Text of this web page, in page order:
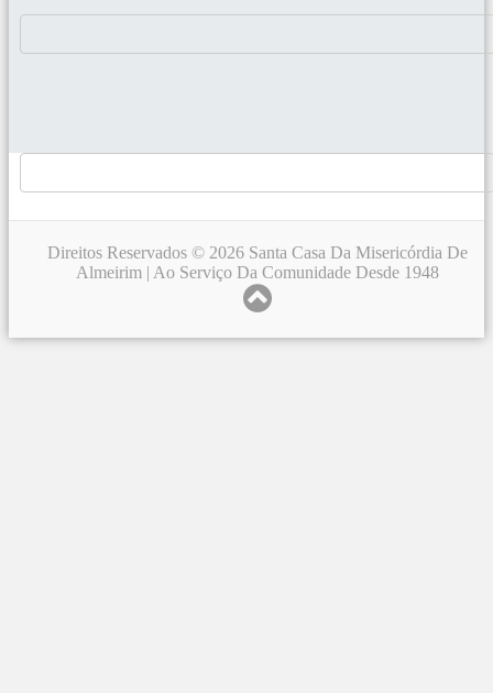
Direitos Reservados © 2026 Santa Casa Da Misericórdia De
Almeirim | Ao Serviço Da Comunidade Desde 1948